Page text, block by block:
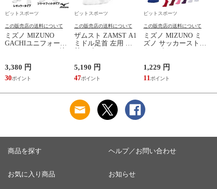
ピットスポーツ
この販売店の送料について
ミズノ MIZUNO
GACHIユニフォーム
ォーム 練習用ユニフ
ォームパンツ GACHI
PANTS
3,380 円
30
ピットスポーツ
この販売店の送料について
ザムスト ZAMST A1
ミドル足首 左用 足
5,190 円
47
ピットスポーツ
この販売店の送料について
ミズノ MIZUNO ミ
ズノ サッカーストッ
23SS(P2MXA060)
1,229 円
11
商品を探す
お気に入り商品
ヘルプ／お問い合わせ
お知らせ